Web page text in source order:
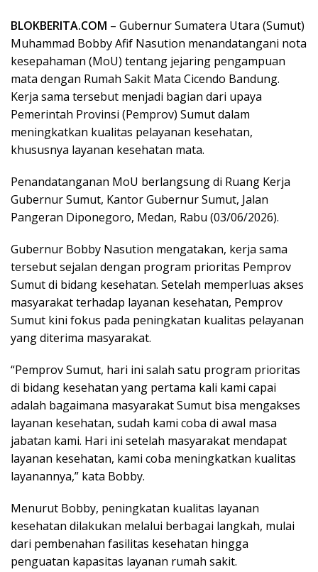
BLOKBERITA.COM – Gubernur Sumatera Utara (Sumut)
Muhammad Bobby Afif Nasution menandatangani nota
kesepahaman (MoU) tentang jejaring pengampuan
mata dengan Rumah Sakit Mata Cicendo Bandung.
Kerja sama tersebut menjadi bagian dari upaya
Pemerintah Provinsi (Pemprov) Sumut dalam
meningkatkan kualitas pelayanan kesehatan,
khususnya layanan kesehatan mata.
Penandatanganan MoU berlangsung di Ruang Kerja
Gubernur Sumut, Kantor Gubernur Sumut, Jalan
Pangeran Diponegoro, Medan, Rabu (03/06/2026).
Gubernur Bobby Nasution mengatakan, kerja sama
tersebut sejalan dengan program prioritas Pemprov
Sumut di bidang kesehatan. Setelah memperluas akses
masyarakat terhadap layanan kesehatan, Pemprov
Sumut kini fokus pada peningkatan kualitas pelayanan
yang diterima masyarakat.
“Pemprov Sumut, hari ini salah satu program prioritas
di bidang kesehatan yang pertama kali kami capai
adalah bagaimana masyarakat Sumut bisa mengakses
layanan kesehatan, sudah kami coba di awal masa
jabatan kami. Hari ini setelah masyarakat mendapat
layanan kesehatan, kami coba meningkatkan kualitas
layanannya,” kata Bobby.
Menurut Bobby, peningkatan kualitas layanan
kesehatan dilakukan melalui berbagai langkah, mulai
dari pembenahan fasilitas kesehatan hingga
penguatan kapasitas layanan rumah sakit.